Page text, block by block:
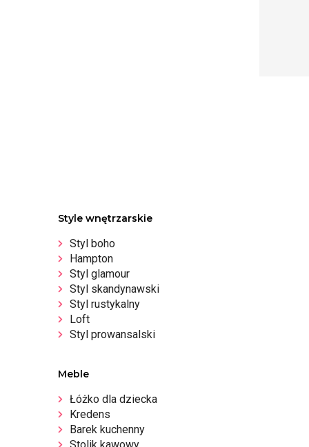
Style wnętrzarskie
Styl boho
Hampton
Styl glamour
Styl skandynawski
Styl rustykalny
Loft
Styl prowansalski
Meble
Łóżko dla dziecka
Kredens
Barek kuchenny